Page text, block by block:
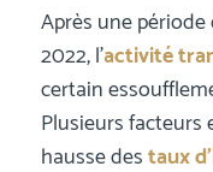
Après une période
2022, l’activité
certain
Plusieurs facteurs
hausse destaux